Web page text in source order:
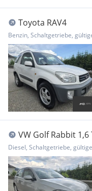
Toyota RAV4
Benzin, Schaltgetriebe,
VW Golf Rabbit 1,6
Diesel, Schaltgetriebe,